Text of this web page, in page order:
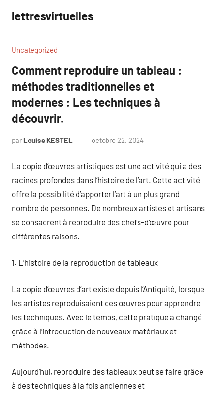
contenu
lettresvirtuelles
Uncategorized
Comment reproduire un tableau :
méthodes traditionnelles et
modernes : Les techniques à
découvrir.
par Louise KESTEL octobre 22, 2024
La copie d’œuvres artistiques est une activité qui a des
racines profondes dans l’histoire de l’art. Cette activité
offre la possibilité d’apporter l’art à un plus grand
nombre de personnes. De nombreux artistes et artisans
se consacrent à reproduire des chefs-d’œuvre pour
différentes raisons.
1. L’histoire de la reproduction de tableaux
La copie d’œuvres d’art existe depuis l’Antiquité, lorsque
les artistes reproduisaient des œuvres pour apprendre
les techniques. Avec le temps, cette pratique a changé
grâce à l’introduction de nouveaux matériaux et
méthodes.
Aujourd’hui, reproduire des tableaux peut se faire grâce
à des techniques à la fois anciennes et